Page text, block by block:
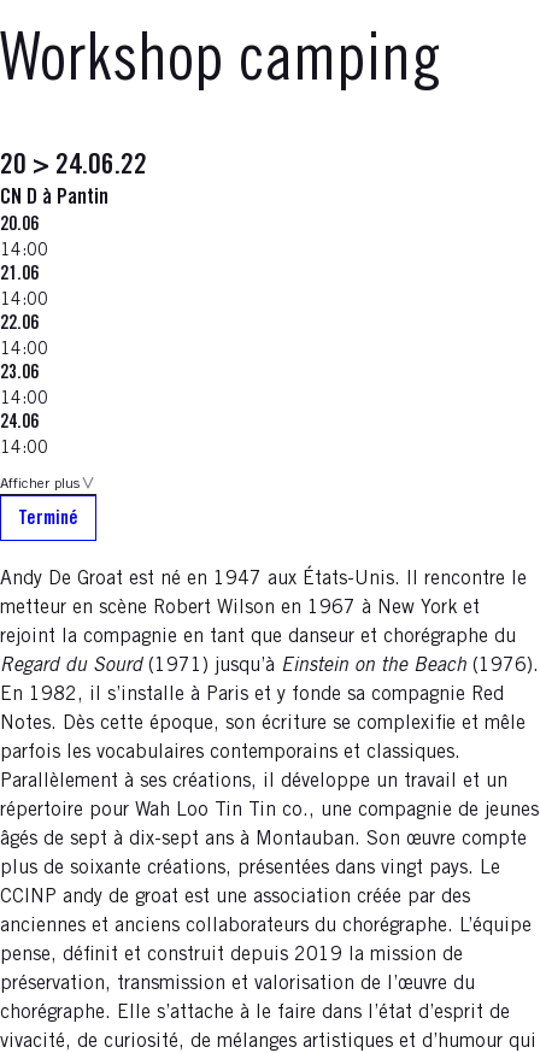
Workshop camping
20 > 24.06.22
CN D à Pantin
20.06
14:00
21.06
14:00
22.06
14:00
23.06
14:00
24.06
14:00
Afficher plus
Terminé
Andy De Groat est né en 1947 aux États-Unis. Il rencontre le
metteur en scène Robert Wilson en 1967 à New York et
rejoint la compagnie en tant que danseur et chorégraphe du
Regard du Sourd(1971) jusqu’à Einstein on the Beach (1976).
En 1982, il s’installe à Paris et y fonde sa compagnie Red
Notes. Dès cette époque, son écriture se complexifie et mêle
parfois les vocabulaires contemporains et classiques.
Parallèlement à ses créations, il développe un travail et un
répertoire pour Wah Loo Tin Tin co., une compagnie de jeunes
âgés de sept à dix-sept ans à Montauban. Son œuvre compte
plus de soixante créations, présentées dans vingt pays. Le
CCINP andy de groat est une association créée par des
anciennes et anciens collaborateurs du chorégraphe. L’équipe
pense, définit et construit depuis 2019 la mission de
préservation, transmission et valorisation de l’œuvre du
chorégraphe. Elle s’attache à le faire dans l’état d’esprit de
vivacité, de curiosité, de mélanges artistiques et d’humour qui